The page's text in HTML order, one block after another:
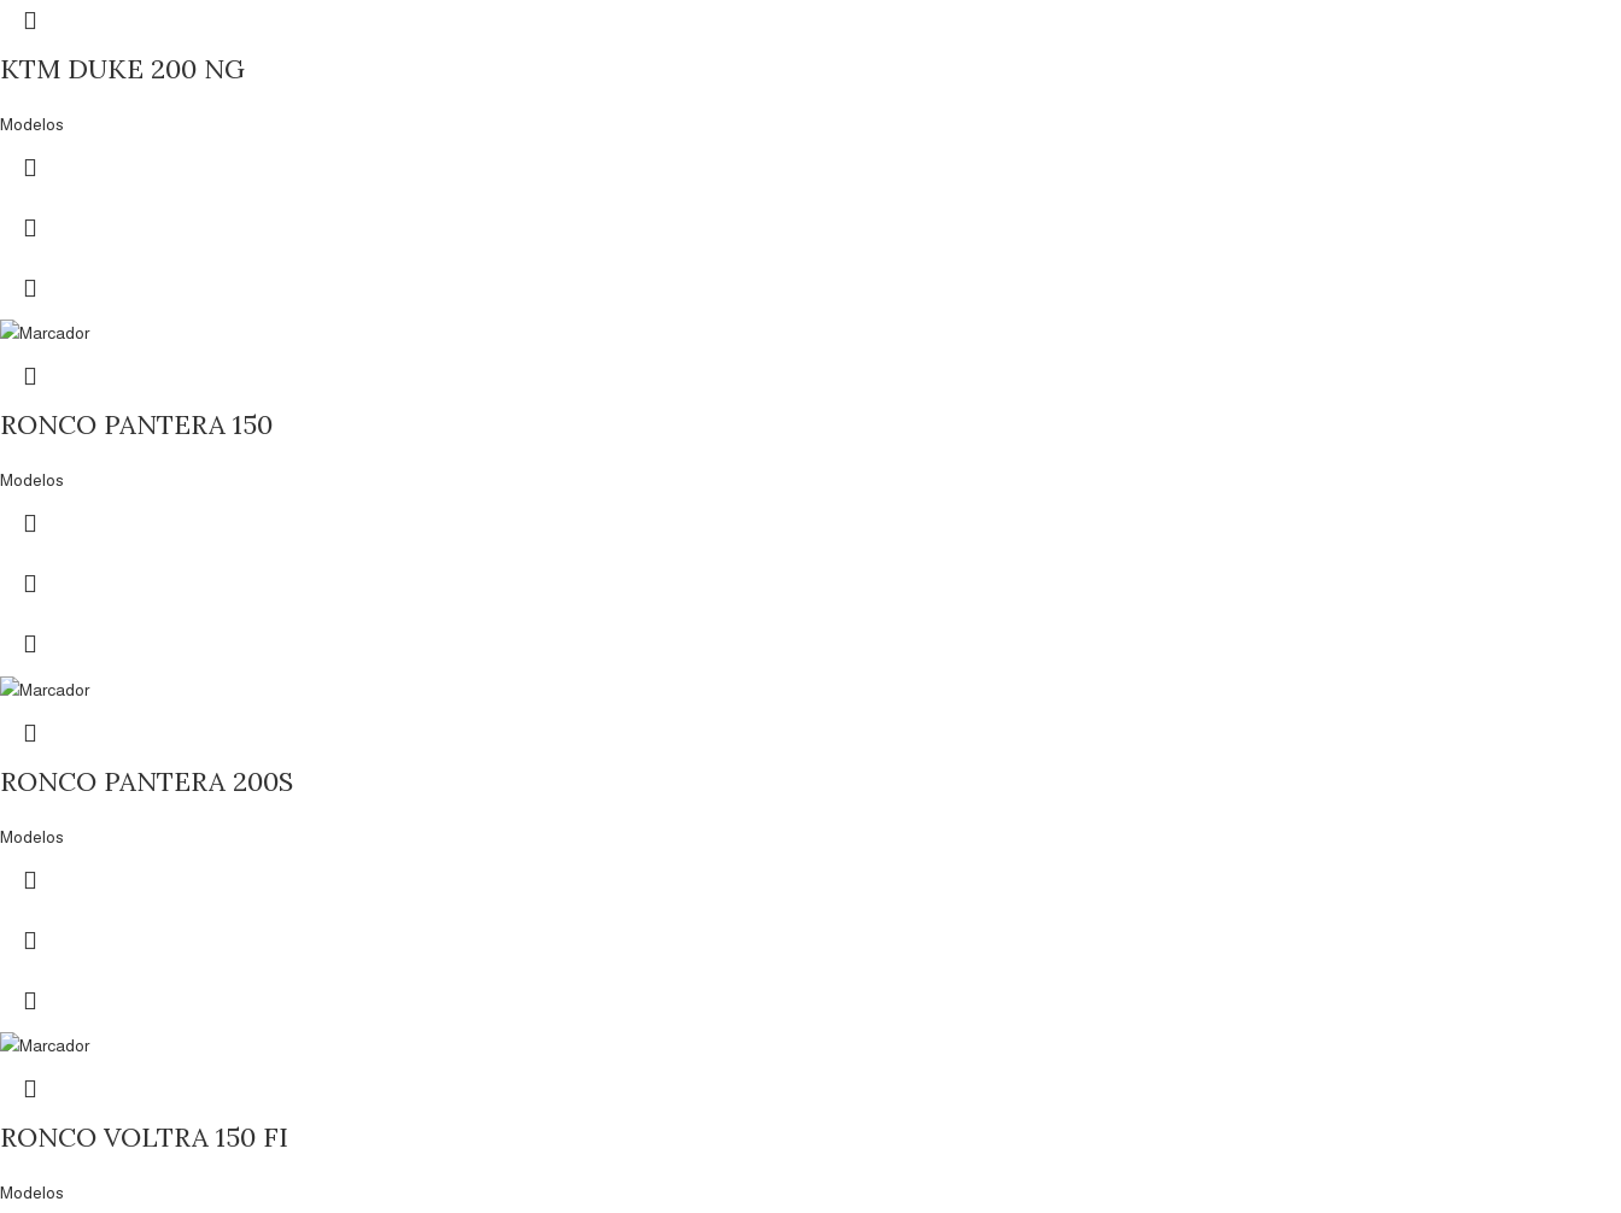
KTM DUKE 200 NG
Modelos
RONCO PANTERA 150
Modelos
RONCO PANTERA 200S
Modelos
RONCO VOLTRA 150 FI
Modelos